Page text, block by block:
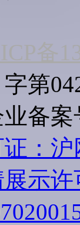
备
第
备案
：
示许